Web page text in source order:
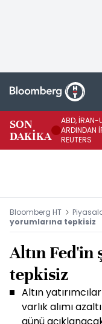
SON
DAKİKA
ABD, İRAN-
ARDINDAN
REUTERS
Bloomberg HT
yorumlarına tepkisiz
Altın Fed'in
tepkisiz
Altın
varlık alımı